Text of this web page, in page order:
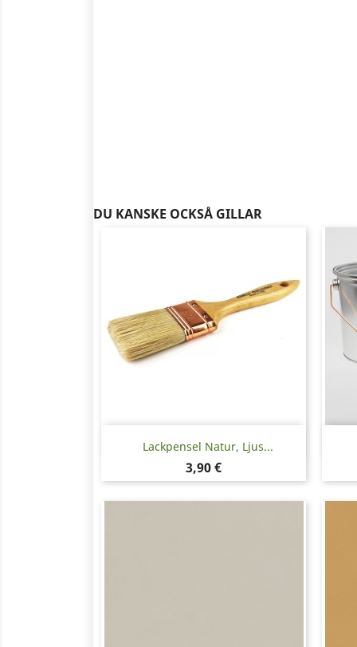
DU KANSKE OCKSÅ GILLAR
Lackpensel Natur, Ljus...
Pris
3,90 €
Snabbvy